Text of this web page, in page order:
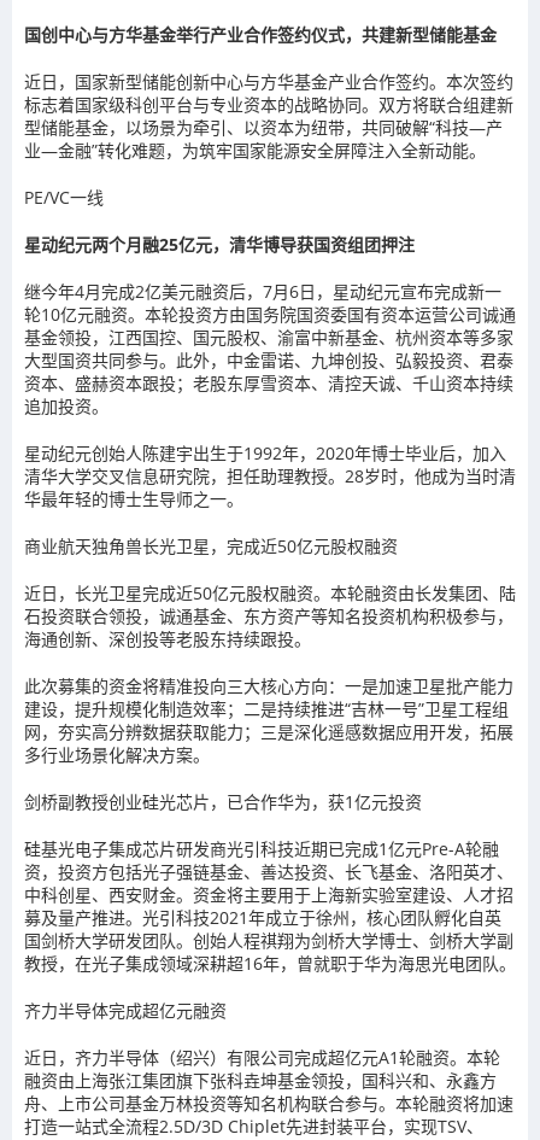
国创中心与方华基金举行产业合作签约仪式，共建新型储能基金
近日，国家新型储能创新中心与方华基金产业合作签约。本次签约
标志着国家级科创平台与专业资本的战略协同。双方将联合组建新
型储能基金，以场景为牵引、以资本为纽带，共同破解“科技—产
业—金融”转化难题，为筑牢国家能源安全屏障注入全新动能。
PE/VC一线
星动纪元两个月融25亿元，清华博导获国资组团押注
继今年4月完成2亿美元融资后，7月6日，星动纪元宣布完成新一
轮10亿元融资。本轮投资方由国务院国资委国有资本运营公司诚通
基金领投，江西国控、国元股权、渝富中新基金、杭州资本等多家
大型国资共同参与。此外，中金雷诺、九坤创投、弘毅投资、君泰
资本、盛赫资本跟投；老股东厚雪资本、清控天诚、千山资本持续
追加投资。
星动纪元创始人陈建宇出生于1992年，2020年博士毕业后，加入
清华大学交叉信息研究院，担任助理教授。28岁时，他成为当时清
华最年轻的博士生导师之一。
商业航天独角兽长光卫星，完成近50亿元股权融资
近日，长光卫星完成近50亿元股权融资。本轮融资由长发集团、陆
石投资联合领投，诚通基金、东方资产等知名投资机构积极参与，
海通创新、深创投等老股东持续跟投。
此次募集的资金将精准投向三大核心方向：一是加速卫星批产能力
建设，提升规模化制造效率；二是持续推进“吉林一号”卫星工程组
网，夯实高分辨数据获取能力；三是深化遥感数据应用开发，拓展
多行业场景化解决方案。
剑桥副教授创业硅光芯片，已合作华为，获1亿元投资
硅基光电子集成芯片研发商光引科技近期已完成1亿元Pre-A轮融
资，投资方包括光子强链基金、善达投资、长飞基金、洛阳英才、
中科创星、西安财金。资金将主要用于上海新实验室建设、人才招
募及量产推进。光引科技2021年成立于徐州，核心团队孵化自英
国剑桥大学研发团队。创始人程祺翔为剑桥大学博士、剑桥大学副
教授，在光子集成领域深耕超16年，曾就职于华为海思光电团队。
齐力半导体完成超亿元融资
近日，齐力半导体（绍兴）有限公司完成超亿元A1轮融资。本轮
融资由上海张江集团旗下张科垚坤基金领投，国科兴和、永鑫方
舟、上市公司基金万林投资等知名机构联合参与。本轮融资将加速
打造一站式全流程2.5D/3D Chiplet先进封装平台，实现TSV、